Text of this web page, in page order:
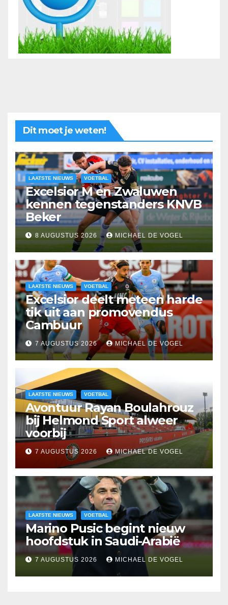
Dit moet je weten!
LAATSTE NIEUWS VOETBAL
Excelsior M en Zwaluwen
kennen tegenstanders KNVB
Beker
8 AUGUSTUS 2026 MICHAEL DE VOGEL
LAATSTE NIEUWS VOETBAL
Excelsior deelt meteen harde
tik uit aan promovendus
Cambuur
7 AUGUSTUS 2026 MICHAEL DE VOGEL
LAATSTE NIEUWS VOETBAL
Avontuur Rayan Boulahrouz
bij Helmond Sport alweer
voorbij
7 AUGUSTUS 2026 MICHAEL DE VOGEL
LAATSTE NIEUWS VOETBAL
Marino Pusic begint nieuw
hoofdstuk in Saudi-Arabië
7 AUGUSTUS 2026 MICHAEL DE VOGEL